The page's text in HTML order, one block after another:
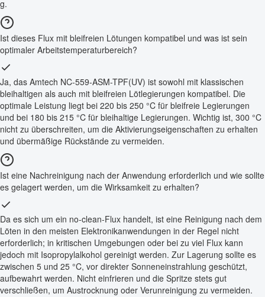
g.
Ist dieses Flux mit bleifreien Lötungen kompatibel und was ist sein
optimaler Arbeitstemperaturbereich?
Ja, das Amtech NC-559-ASM-TPF(UV) ist sowohl mit klassischen
bleihaltigen als auch mit bleifreien Lötlegierungen kompatibel. Die
optimale Leistung liegt bei 220 bis 250 °C für bleifreie Legierungen
und bei 180 bis 215 °C für bleihaltige Legierungen. Wichtig ist, 300 °C
nicht zu überschreiten, um die Aktivierungseigenschaften zu erhalten
und übermäßige Rückstände zu vermeiden.
Ist eine Nachreinigung nach der Anwendung erforderlich und wie sollte
es gelagert werden, um die Wirksamkeit zu erhalten?
Da es sich um ein no-clean-Flux handelt, ist eine Reinigung nach dem
Löten in den meisten Elektronikanwendungen in der Regel nicht
erforderlich; in kritischen Umgebungen oder bei zu viel Flux kann
jedoch mit Isopropylalkohol gereinigt werden. Zur Lagerung sollte es
zwischen 5 und 25 °C, vor direkter Sonneneinstrahlung geschützt,
aufbewahrt werden. Nicht einfrieren und die Spritze stets gut
verschließen, um Austrocknung oder Verunreinigung zu vermeiden.